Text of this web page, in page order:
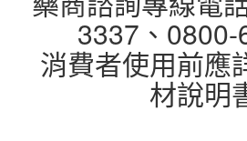
3337、
消費者使用前應
材說明